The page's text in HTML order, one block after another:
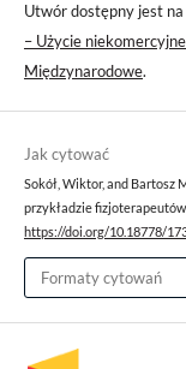
Utwór dostępny jest
– Użycie
Międzynarodowe.
Jak cytować
Sokół, Wiktor, and Bartosz
przykładzie fizjoterapeutów
https://doi.org/10.18778/
Formaty cytowań